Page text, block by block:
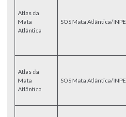
Atlas da
Mata
Atlântica
SOS Mata Atlântica/INPE
Atlas da
Mata
Atlântica
SOS Mata Atlântica/INPE